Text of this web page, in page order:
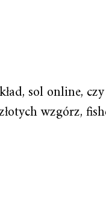
sol online,
wzgórz,